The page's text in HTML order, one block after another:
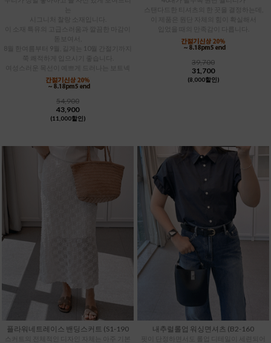
시그니처 찰랑 소재입니다.
이 소재 특유의 고급스러움과 깔끔한 마감이
돋보여서,
8월 한여름부터 9월, 길게는 10월 간절기까지
쭉 쾌적하게 입으시기 좋습니다.
여성스러운 목선이 예쁘게 드러나는 보트넥
54,900
43,900
(11,000할인)
스탠다드한 티셔츠의 한 끗을 결정하는데,
이 제품은 원단 자체의 힘이 확실해서
39,700
31,700
(8,000할인)
플라워네트레이스 밴딩스커트 (S1-190
스커트의 전체적인 디자인 자체는 아주 기본
내추럴롤업 워싱면셔츠 (B2-160
핏이 단정하면서도 롤업 디테일이 세련되어